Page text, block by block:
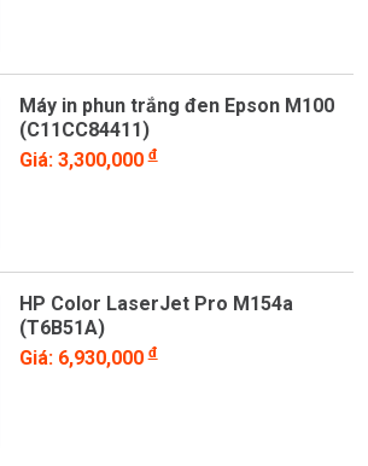
Máy in phun trắng đen Epson M100
(C11CC84411)
Giá: 3,300,000đ
HP Color LaserJet Pro M154a
(T6B51A)
Giá: 6,930,000đ